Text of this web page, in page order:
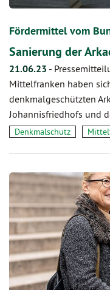
Fördermittel vom
Sanierung der
21.06.23 -
Mittelfranken haben
denkmalgeschützten
Johannisfriedhofs und
Denkmalschutz